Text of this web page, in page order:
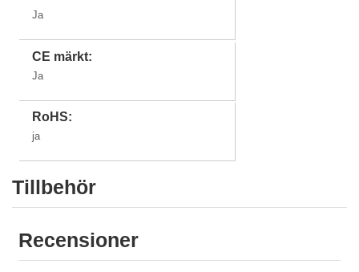
Ja
CE märkt:
Ja
RoHS:
ja
Tillbehör
Recensioner